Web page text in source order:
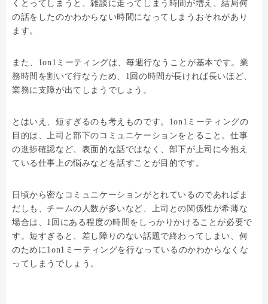
くとってしまうと、雑談に走ってしまう時間が増え、結局何
の話をしたのかわからない時間になってしまうおそれがあり
ます。
また、1on1ミーティングは、毎週行なうことが基本です。業
務時間を割いて行なうため、1回の時間が長ければ長いほど、
業務に支障が出てしまうでしょう。
とはいえ、短すぎるのも考えものです。1on1ミーティングの
目的は、上司と部下のコミュニケーションをとること。仕事
の進捗確認など、表面的な話ではなく、部下が上司に今抱え
ている仕事上の悩みなどを話すことが目的です。
日頃から密なコミュニケーションがとれているのであればま
だしも、チームの人数が多いなど、上司との関係性が希薄な
場合は、1回にある程度の時間をしっかりかけることが必要で
す。短すぎると、差し障りのない話題で終わってしまい、何
のために1on1ミーティングを行なっているのかわからなくな
ってしまうでしょう。